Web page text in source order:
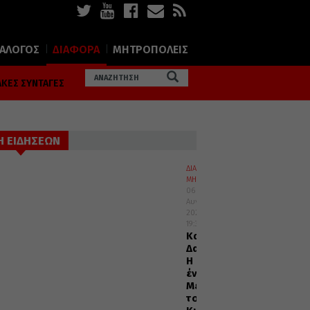
ΔΙΑΦΟΡΑ ΜΗΤΡΟΠΟΛΕΙΣ
ΣΥΝΤΑΓΕΣ
ΕΙΔΗΣΕΩΝ
ΔΙΑΛΟΓΟΣ
ΜΗΤΡΟΠΟΛΕΙΣ
06
Αυγούστου
2026
19:32
Καισαριανής
Δανιήλ:
Η
ένδοξη
Μεταμόρφωση
του